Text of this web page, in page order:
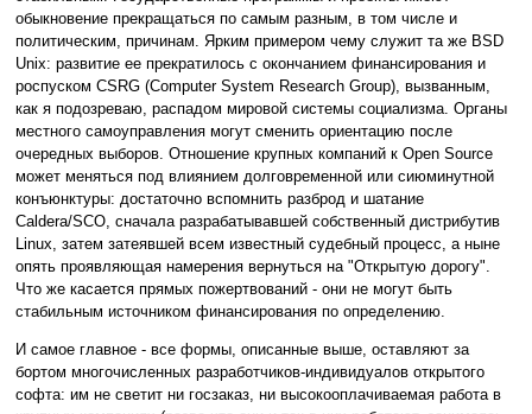
обыкновение прекращаться по самым разным, в том числе и
политическим, причинам. Ярким примером чему служит та же BSD
Unix: развитие ее прекратилось с окончанием финансирования и
роспуском CSRG (Computer System Research Group), вызванным,
как я подозреваю, распадом мировой системы социализма. Органы
местного самоуправления могут сменить ориентацию после
очередных выборов. Отношение крупных компаний к Open Source
может меняться под влиянием долговременной или сиюминутной
конъюнктуры: достаточно вспомнить разброд и шатание
Caldera/SCO, сначала разрабатывавшей собственный дистрибутив
Linux, затем затеявшей всем известный судебный процесс, а ныне
опять проявляющая намерения вернуться на "Открытую дорогу".
Что же касается прямых пожертвований - они не могут быть
стабильным источником финансирования по определению.
И самое главное - все формы, описанные выше, оставляют за
бортом многочисленных разработчиков-индивидуалов открытого
софта: им не светит ни госзаказ, ни высокооплачиваемая работа в